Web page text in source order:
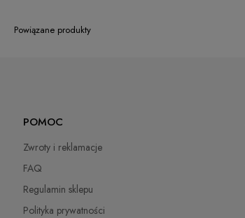
Powiązane produkty
POMOC
Zwroty i reklamacje
FAQ
Regulamin sklepu
Polityka prywatności